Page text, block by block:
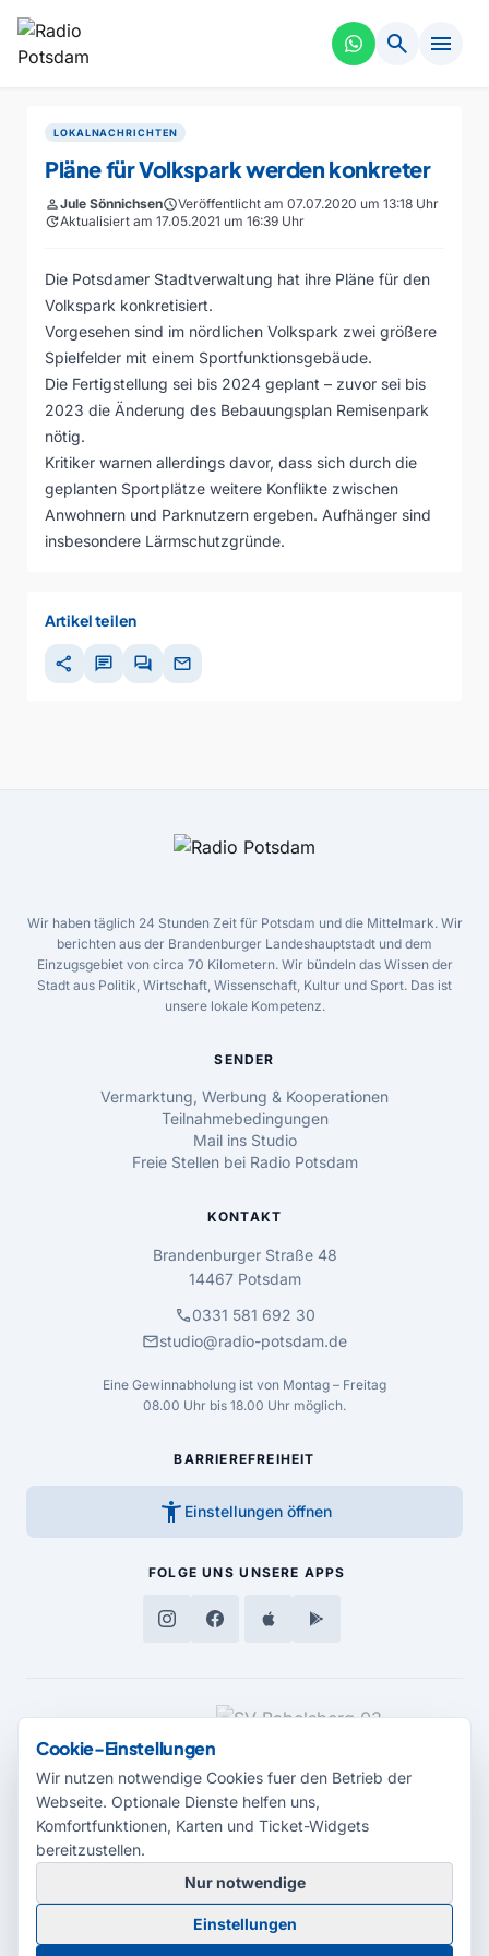
search menu
LOKALNACHRICHTEN
Pläne für Volkspark werden konkreter
personJule SönnichsenscheduleVeröffentlicht am 07.07.2020 um 13:18 Uhr
updateAktualisiert am 17.05.2021 um 16:39 Uhr
Die Potsdamer Stadtverwaltung hat ihre Pläne für den
Volkspark konkretisiert.
Vorgesehen sind im nördlichen Volkspark zwei größere
Spielfelder mit einem Sportfunktionsgebäude.
Die Fertigstellung sei bis 2024 geplant – zuvor sei bis
2023 die Änderung des Bebauungsplan Remisenpark
nötig.
Kritiker warnen allerdings davor, dass sich durch die
geplanten Sportplätze weitere Konflikte zwischen
Anwohnern und Parknutzern ergeben. Aufhänger sind
insbesondere Lärmschutzgründe.
Artikel teilen
share chat forum mail
Wir haben täglich 24 Stunden Zeit für Potsdam und die Mittelmark. Wir
berichten aus der Brandenburger Landeshauptstadt und dem
Einzugsgebiet von circa 70 Kilometern. Wir bündeln das Wissen der
Stadt aus Politik, Wirtschaft, Wissenschaft, Kultur und Sport. Das ist
unsere lokale Kompetenz.
SENDER
Vermarktung, Werbung & Kooperationen
Teilnahmebedingungen
Mail ins Studio
Freie Stellen bei Radio Potsdam
KONTAKT
Brandenburger Straße 48
14467 Potsdam
call0331 581 692 30
mailstudio@radio-potsdam.de
Eine Gewinnabholung ist von Montag – Freitag
08.00 Uhr bis 18.00 Uhr möglich.
BARRIEREFREIHEIT
accessibility_new Einstellungen öffnen
FOLGE UNS UNSERE APPS
MEDIENPARTNER
© 2026 Radio Potsdam. Webseite entwickelt durch dieMedienagentur
Babelsberg
BarrierefreiheitserklärungAGBDatenschutzImpressum
Cookie-Einstellungen
Wir nutzen notwendige Cookies fuer den Betrieb der
Webseite. Optionale Dienste helfen uns,
Komfortfunktionen, Karten und Ticket-Widgets
bereitzustellen.
Nur notwendige
Einstellungen